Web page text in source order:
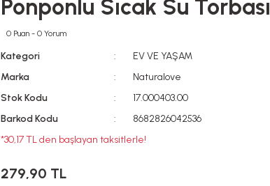
Ponponlu Sıcak Su Torbası
0 Puan - 0 Yorum
Kategori
EV VE YAŞAM
Marka
Naturalove
Stok Kodu
17.000403.00
Barkod Kodu
8682826042536
*30,17 TL den başlayan taksitlerle!
279,90 TL